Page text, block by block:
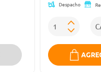
Despacho